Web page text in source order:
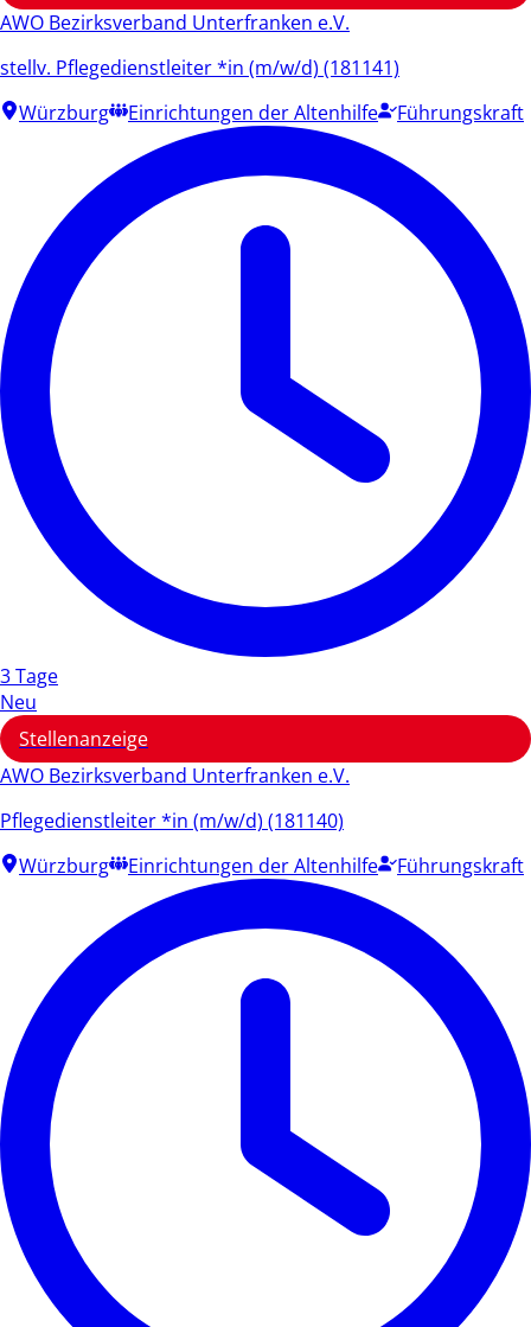
AWO Bezirksverband Unterfranken e.V.
stellv. Pflegedienstleiter *in (m/w/d) (181141)
Würzburg
Einrichtungen der Altenhilfe Führungskraft
3 Tage
Neu
Stellenanzeige
AWO Bezirksverband Unterfranken e.V.
Pflegedienstleiter *in (m/w/d) (181140)
Würzburg
Einrichtungen der Altenhilfe Führungskraft